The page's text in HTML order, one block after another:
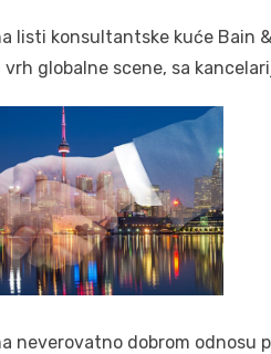
listi konsultantske kuće Bain
vrh globalne scene, sa
neverovatno dobrom odnosu